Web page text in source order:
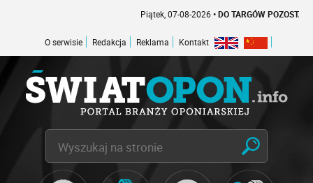
Piątek, 07-08-2026• DO TARGÓW POZOSTAŁO -
O serwisie Redakcja Reklama Kontakt